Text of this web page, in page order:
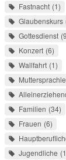
Fastnacht 1
Glaubenskurs
Gottesdienst 9
Konzert 6
Wallfahrt 1
Familien 34
Frauen 6
Jugendliche